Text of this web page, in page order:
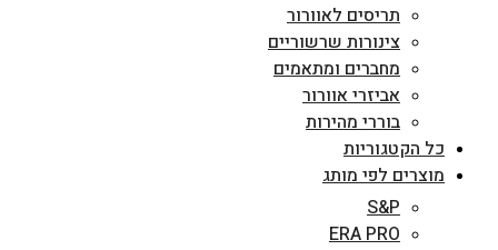
תריסים לאוורור
צינורות שרשוריים
מחברים ומתאמים
אביזרי אוורור
בוררי מהירות
כל הקטגוריות
מוצרים לפי מותג
S&P
ERA PRO